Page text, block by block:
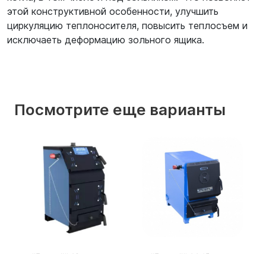
этой конструктивной особенности, улучшить
циркуляцию теплоносителя, повысить теплосъем и
исключаеть деформацию зольного ящика.
Посмотрите еще варианты